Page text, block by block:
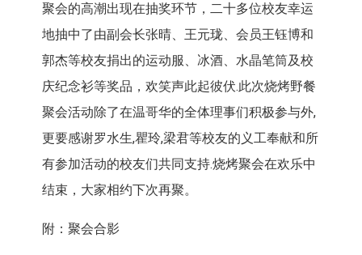
聚会的高潮出现在抽奖环节，二十多位校友幸运
地抽中了由副会长张晴、王元珑、会员王钰博和
郭杰等校友捐出的运动服、冰酒、水晶笔筒及校
庆纪念衫等奖品，欢笑声此起彼伏.此次烧烤野餐
聚会活动除了在温哥华的全体理事们积极参与外,
更要感谢罗水生,瞿玲,梁君等校友的义工奉献和所
有参加活动的校友们共同支持.烧烤聚会在欢乐中
结束，大家相约下次再聚。
附：聚会合影